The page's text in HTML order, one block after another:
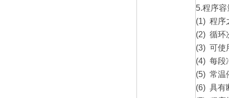
5.程序容
(1) 程序
(2) 循环
(3) 可使
(4) 每段
(5) 常温
(6) 具有